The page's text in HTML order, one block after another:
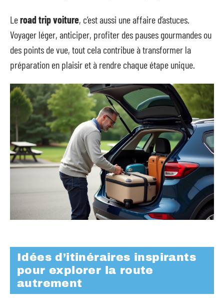
Leroad trip voiture, c’est aussi une affaire d’astuces.
Voyager léger, anticiper, profiter des pauses gourmandes ou
des points de vue, tout cela contribue à transformer la
préparation en plaisir et à rendre chaque étape unique.
Idées d’itinéraires inspirants
pour explorer la route
autrement